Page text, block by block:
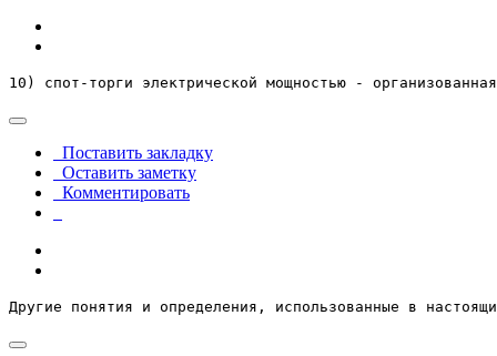
10) спот-торги электрической мощностью -
Поставить закладку
Оставить заметку
Комментировать
Другие понятия и определения, использованные в